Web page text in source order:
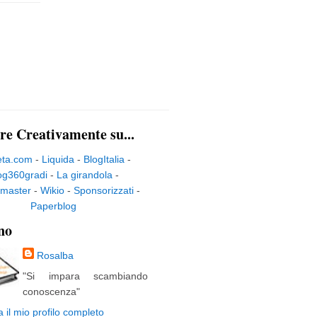
Creativamente su...
- Liquida - BlogItalia -
- La girandola -
- Wikio- Sponsorizzati-
Paperblog
Rosalba
"Si impara scambiando
conoscenza"
il mio profilo completo